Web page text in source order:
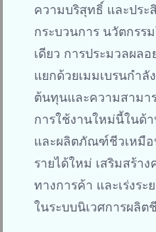
ความบริสุทธิ์ และประ
กระบวนการ นวัตกรร
เดียว การประมวลผล
แยกด้วยเมมเบรนกำลั
ต้นทุนและความสามา
การใช้งานใหม่นี้ในด้
และผลิตภัณฑ์ชีวเหมือ
รายได้ใหม่ เสริมสร้า
ทางการค้า และเร่งระ
ในระบบนิเวศการผลิ